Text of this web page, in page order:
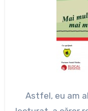
Astfel, eu am